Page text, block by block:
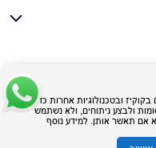
ובטכנולוגיות אחרות כדי
ולבצע ניתוחים, ולא נשתמש
אם תאשר אותן. למידע נוסף